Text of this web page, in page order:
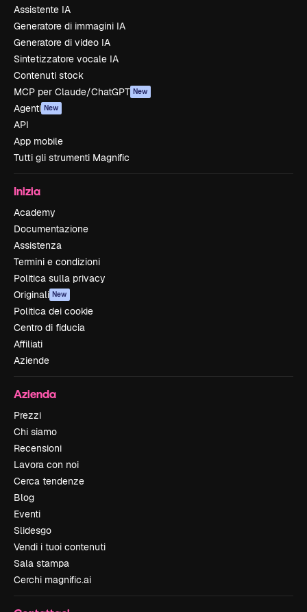
Assistente IA
Generatore di immagini IA
Generatore di video IA
Sintetizzatore vocale IA
Contenuti stock
MCP per Claude/ChatGPT New
Agenti New
API
App mobile
Tutti gli strumenti Magnific
Inizia
Academy
Documentazione
Assistenza
Termini e condizioni
Politica sulla privacy
Originali New
Politica dei cookie
Centro di fiducia
Affiliati
Aziende
Azienda
Prezzi
Chi siamo
Recensioni
Lavora con noi
Cerca tendenze
Blog
Eventi
Slidesgo
Vendi i tuoi contenuti
Sala stampa
Cerchi magnific.ai